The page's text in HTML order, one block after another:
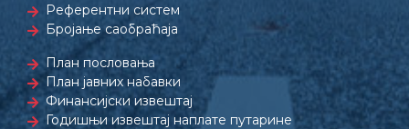
Референтни систем
Бројање саобраћаја
План пословања
План јавних набавки
Финансијски извештај
Годишњи извештај наплате путарине